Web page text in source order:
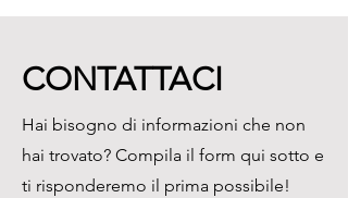
modello, un display LCD
232 completano la dotazione di
serie.
La calibrazione è esterna.
CONTATTACI
Hai bisogno di informazioni che non
hai trovato? Compila il form qui sotto e
ti risponderemo il prima possibile!